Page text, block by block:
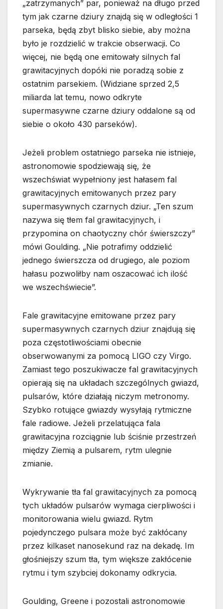
„zatrzymanych” par, ponieważ na długo przed
tym jak czarne dziury znajdą się w odległości 1
parseka, będą zbyt blisko siebie, aby można
było je rozdzielić w trakcie obserwacji. Co
więcej, nie będą one emitowały silnych fal
grawitacyjnych dopóki nie poradzą sobie z
ostatnim parsekiem. (Widziane sprzed 2,5
miliarda lat temu, nowo odkryte
supermasywne czarne dziury oddalone są od
siebie o około 430 parseków).
Jeżeli problem ostatniego parseka nie istnieje,
astronomowie spodziewają się, że
wszechświat wypełniony jest hałasem fal
grawitacyjnych emitowanych przez pary
supermasywnych czarnych dziur. „Ten szum
nazywa się tłem fal grawitacyjnych, i
przypomina on chaotyczny chór świerszczy”
mówi Goulding. „Nie potrafimy oddzielić
jednego świerszcza od drugiego, ale poziom
hałasu pozwoliłby nam oszacować ich ilość
we wszechświecie”.
Fale grawitacyjne emitowane przez pary
supermasywnych czarnych dziur znajdują się
poza częstotliwościami obecnie
obserwowanymi za pomocą LIGO czy Virgo.
Zamiast tego poszukiwacze fal grawitacyjnych
opierają się na układach szczególnych gwiazd,
pulsarów, które działają niczym metronomy.
Szybko rotujące gwiazdy wysyłają rytmiczne
fale radiowe. Jeżeli przelatująca fala
grawitacyjna rozciągnie lub ściśnie przestrzeń
między Ziemią a pulsarem, rytm ulegnie
zmianie.
Wykrywanie tła fal grawitacyjnych za pomocą
tych układów pulsarów wymaga cierpliwości i
monitorowania wielu gwiazd. Rytm
pojedynczego pulsara może być zakłócany
przez kilkaset nanosekund raz na dekadę. Im
głośniejszy szum tła, tym większe zakłócenie
rytmu i tym szybciej dokonamy odkrycia.
Goulding, Greene i pozostali astronomowie